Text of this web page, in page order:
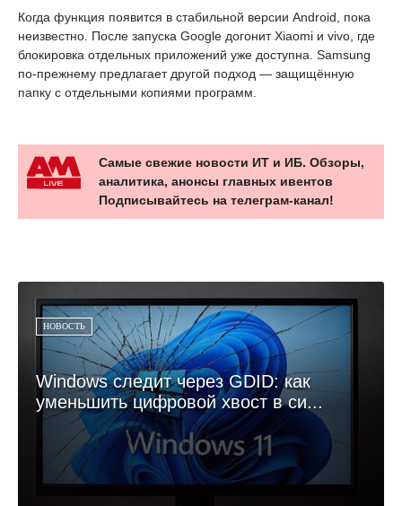
Когда функция появится в стабильной версии Android, пока
неизвестно. После запуска Google догонит Xiaomi и vivo, где
блокировка отдельных приложений уже доступна. Samsung
по-прежнему предлагает другой подход — защищённую
папку с отдельными копиями программ.
Самые свежие новости ИТ и ИБ. Обзоры,
аналитика, анонсы главных ивентов
Подписывайтесь на телеграм-канал!
НОВОСТЬ
Windows следит через GDID: как
уменьшить цифровой хвост в си...